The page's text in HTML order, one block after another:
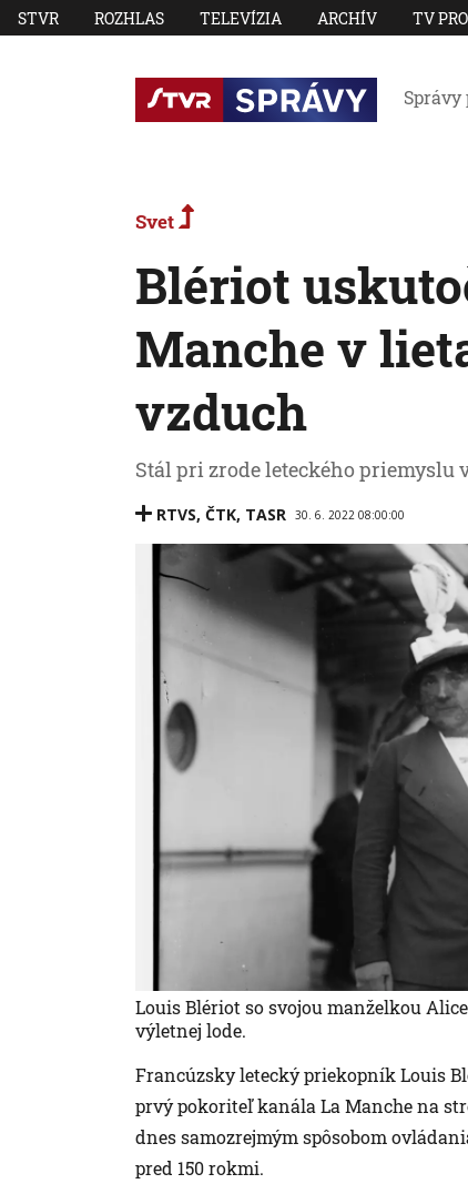
STVR ROZHLAS TELEVÍZIA ARCHÍV TV
Svet
Blériot
Manche v
vzduch
Stál pri zrode leteckého priemyslu
RTVS, ČTK, TASR 30. 6. 2022 08:00:00
Louis Blériot so svojou manželkou
výletnej lode.
Francúzsky letecký priekopník Louis
prvý pokoriteľ kanála La Manche na
dnes samozrejmým spôsobom
pred 150 rokmi.